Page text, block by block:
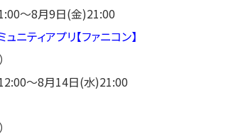
〜8⽉9⽇(金)21:00
ニティアプリ【ファニコン】
〜8⽉14⽇(水)21:00